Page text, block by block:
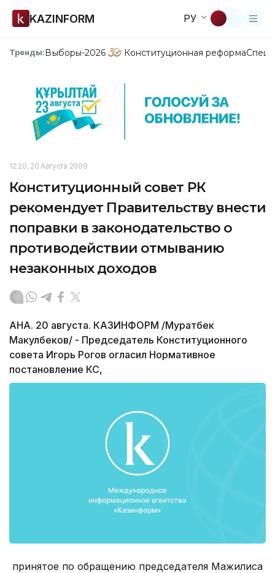
KAZINFORM РУ
Тренды:Выборы-2026 Конституционная реформа
12:20, 20 Августа 2009
Конституционный совет РК
рекомендует Правительству внести
поправки в законодательство о
противодействии отмыванию
незаконных доходов
АНА. 20 августа. КАЗИНФОРМ /Муратбек
Макулбеков/ - Председатель Конституционного
совета Игорь Рогов огласил Нормативное
постановление КС,
принятое по обращению председателя Мажилиса